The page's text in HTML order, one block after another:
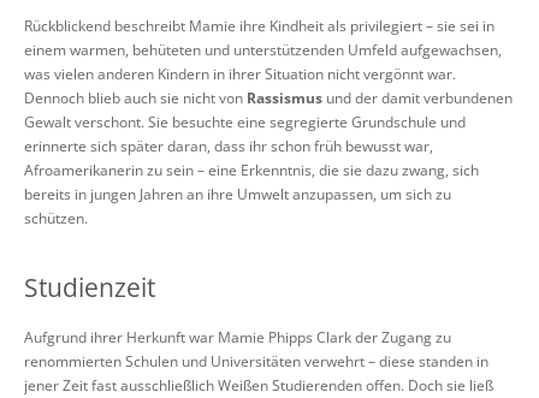
Rückblickend beschreibt Mamie ihre Kindheit als privilegiert – sie sei in
einem warmen, behüteten und unterstützenden Umfeld aufgewachsen,
was vielen anderen Kindern in ihrer Situation nicht vergönnt war.
Dennoch blieb auch sie nicht von Rassismus und der damit verbundenen
Gewalt verschont. Sie besuchte eine segregierte Grundschule und
erinnerte sich später daran, dass ihr schon früh bewusst war,
Afroamerikanerin zu sein – eine Erkenntnis, die sie dazu zwang, sich
bereits in jungen Jahren an ihre Umwelt anzupassen, um sich zu
schützen.
Studienzeit
Aufgrund ihrer Herkunft war Mamie Phipps Clark der Zugang zu
renommierten Schulen und Universitäten verwehrt – diese standen in
jener Zeit fast ausschließlich Weißen Studierenden offen. Doch sie ließ